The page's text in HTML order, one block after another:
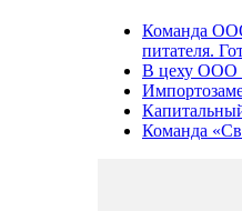
Команда
питателя.
В цеху ООО
Команда